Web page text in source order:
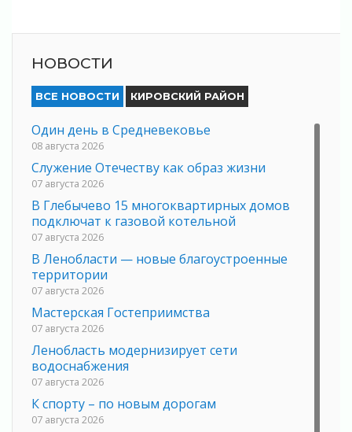
НОВОСТИ
ВСЕ НОВОСТИ КИРОВСКИЙ РАЙОН
Один день в Средневековье
08 августа 2026
Служение Отечеству как образ жизни
07 августа 2026
В Глебычево 15 многоквартирных домов
подключат к газовой котельной
07 августа 2026
В Ленобласти — новые благоустроенные
территории
07 августа 2026
Мастерская Гостеприимства
07 августа 2026
Ленобласть модернизирует сети
водоснабжения
07 августа 2026
К спорту – по новым дорогам
07 августа 2026